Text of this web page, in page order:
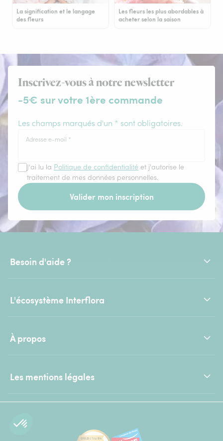
La signification et le langage
des fleurs
Les fleurs les plus abordables à
acheter selon la saison
Inscrivez-vous à notre newsletter
-5€ sur votre 1ère commande
Les champs marqués d'un * sont obligatoires.
Adresse e-mail *
J'ai lu la Politique de confidentialité et j'autorise le
traitement de mes données personnelles.
Valider mon inscription
Besoin d'aide ?
L'écosystème Interflora
À propos
Les mentions légales